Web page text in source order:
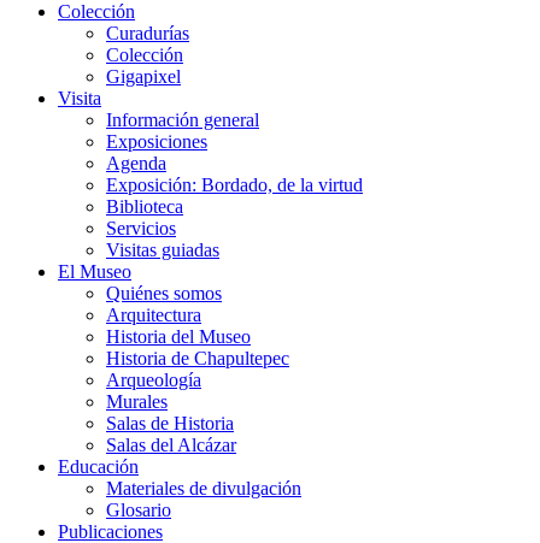
Colección
Curadurías
Colección
Gigapixel
Visita
Información general
Exposiciones
Agenda
Exposición: Bordado, de la virtud
Biblioteca
Servicios
Visitas guiadas
El Museo
Quiénes somos
Arquitectura
Historia del Museo
Historia de Chapultepec
Arqueología
Murales
Salas de Historia
Salas del Alcázar
Educación
Materiales de divulgación
Glosario
Publicaciones